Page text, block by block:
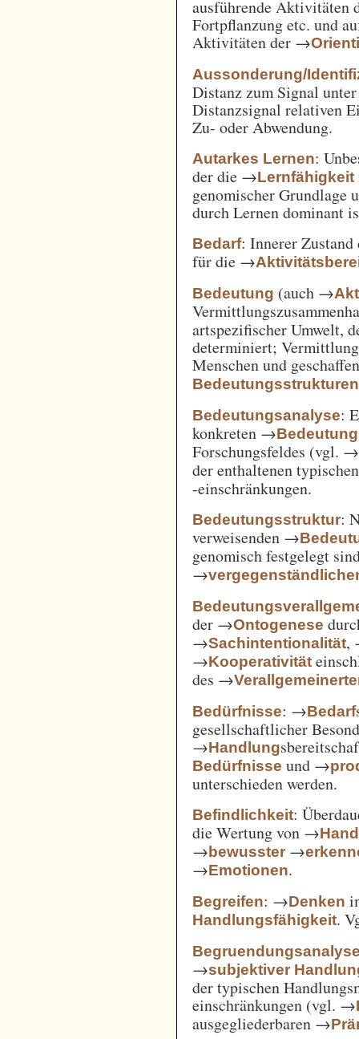
ausführende Aktivitäten
Fortpflanzung etc. und
Aktivitäten der →
Aussonderung/
Distanz zum Signal
Distanzsignal relativen
Zu- oder Abwendung.
Autarkes Lernen:
der die →Lernfähigkeit
genomischer Grundlage
durch Lernen dominant
Bedarf: Innerer
für die →
Bedeutung (auch →
artspezifischer Umwelt,
determiniert;
Menschen und
Bedeutungsstrukturen
Bedeutungsanalyse:
konkreten →
Forschungsfeldes (vgl. →
der enthaltenen
-einschränkungen.
Bedeutungsstruktur:
verweisenden →
genomisch festgelegt
→
der →Ontogenese
→Sachintentionalität,
→Kooperativität
des →
Bedürfnisse: →Bedarf
gesellschaftlicher
→Handlung
Bedürfnisse und →
unterschieden werden.
Befindlichkeit:
die Wertung von →
→bewusster →
→Emotionen.
Begreifen: →Denken
Handlungsfähigkeit.
→subjektiver
der typischen
einschränkungen (vgl. →
ausgegliederbaren →